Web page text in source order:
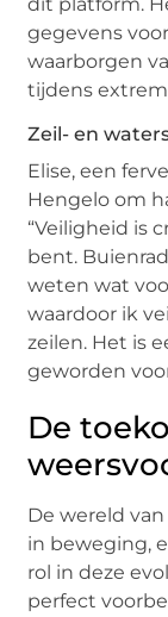
dit platform.
gegevens
waarborgen
tijdens
Zeil- en
Elise, een
Hengelo om
“Veiligheid is
bent.
weten wat
waardoor ik
zeilen. Het is
geworden
De
De wereld
in beweging,
rol in deze
perfect